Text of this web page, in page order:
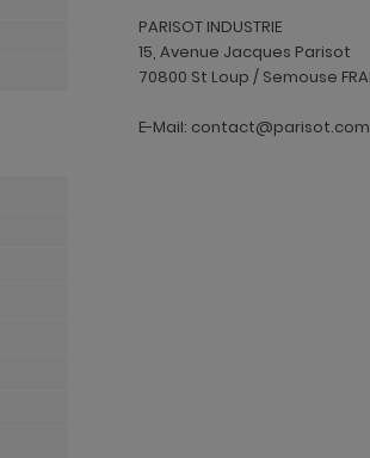
PARISOT INDUSTRIE
15, Avenue Jacques Parisot
70800 St Loup / Semouse
E-Mail: contact@parisot.com